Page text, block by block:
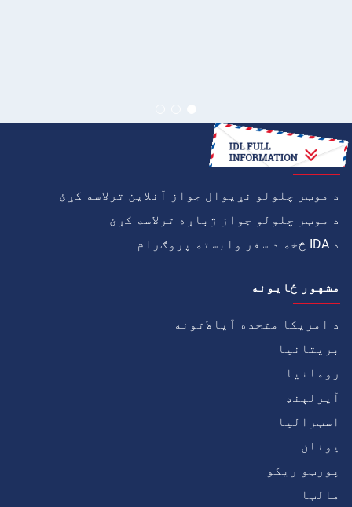
څنګه
د موټر چلولو نړیوال جواز آنلاین ترلاسه کړئ
د موټر چلولو جواز ژباړه ترلاسه کړئ
د IDA څخه د سفر وابسته پروګرام
مشهور ځايونه
د امریکا متحده آیالاتونه
بریتانیا
رومانیا
آيرلېنډ
اسټرالیا
يونان
پورټو ریکو
مالټا